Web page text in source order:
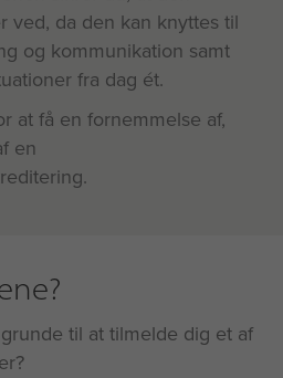
da den kan knyttes til
og kommunikation samt
fra dag ét.
at få en fornemmelse af,
en
til at tilmelde dig et af